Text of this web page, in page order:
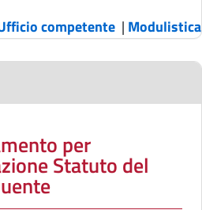
competente | Modulistica
per
Statuto del